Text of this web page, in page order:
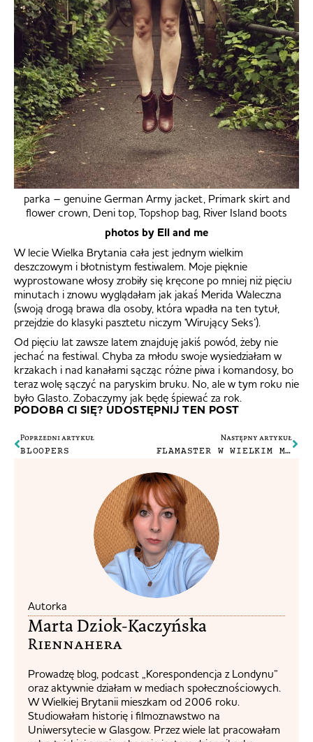
parka – genuine German Army jacket, Primark skirt and
flower crown, Deni top, Topshop bag, River Island boots
photos by Ell and me
W lecie Wielka Brytania cała jest jednym wielkim
deszczowym i błotnistym festiwalem. Moje pięknie
wyprostowane włosy zrobiły się kręcone po mniej niż pięciu
minutach i znowu wyglądałam jak jakaś Merida Waleczna
(swoją drogą brawa dla osoby, która wpadła na ten tytuł,
przejdzie do klasyki pasztetu niczym 'Wirujący Seks’).
Od pięciu lat zawsze latem znajduję jakiś powód, żeby nie
jechać na festiwal. Chyba za młodu swoje wysiedziałam w
krzakach i nad kanałami sącząc różne piwa i komandosy, bo
teraz wolę sączyć na paryskim bruku. No, ale w tym roku nie
było Glasto. Zobaczymy jak będę śpiewać za rok.
PODOBA CI SIĘ? UDOSTĘPNIJ TEN POST
Poprzedni artykuł
BLOOPERS
Następny artykuł
FLAMASTER W WIELKIM MIEŚCIE // HIGHLIGHTER AND THE CITY
Autorka
Marta Dziok-Kaczyńska
Riennahera​
Prowadzę blog, podcast „Korespondencja z Londynu”
oraz aktywnie działam w mediach społecznościowych.
W Wielkiej Brytanii mieszkam od 2006 roku.
Studiowałam historię i filmoznawstwo na
Uniwersytecie w Glasgow. Przez wiele lat pracowałam